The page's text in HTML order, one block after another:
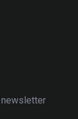
newsletter